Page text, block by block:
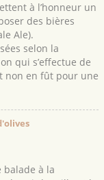
à l’honneur un
des bières
Ale).
selon la
qui s’effectue de
non en fût pour une
balade à la